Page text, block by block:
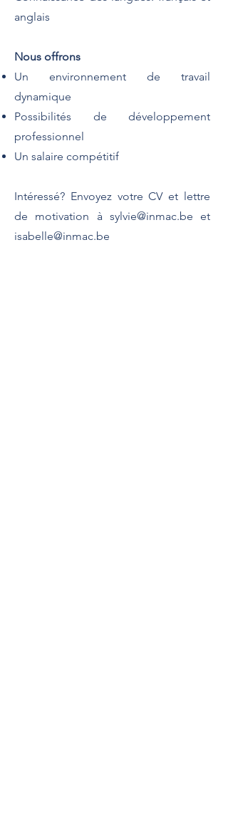
anglais
Nous offrons
Un environnement de travail
dynamique
Possibilités de développement
professionnel
Un salaire compétitif
Intéressé? Envoyez votre CV et lettre
de motivation à sylvie@inmac.be et
isabelle@inmac.be